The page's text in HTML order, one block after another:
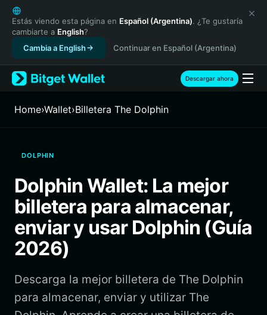
English
日本語
Tiếng Việt
Русский
Español (Latinoamérica)
Türkçe
Français
繁體中文
Bahasa Indonesia
ภาษาไทย
Español
Português (Brasil)
Estás viendo esta página en Español (Argentina). ¿Te gustaría
cambiarte a English?
Cambia a English
Continuar en Español (Argentina)
Descargar ahora
Home›Wallet›Billetera The Dolphin
DOLPHIN
Dolphin Wallet: La mejor
billetera para almacenar,
enviar y usar Dolphin (Guía
2026)
Descarga la mejor billetera de The Dolphin
para almacenar, enviar y utilizar The